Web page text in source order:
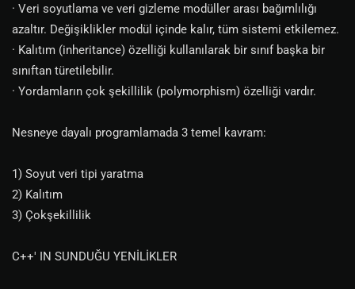
· Veri soyutlama ve veri gizleme modüller arası bağımlılığı
azaltır. Değişiklikler modül içinde kalır, tüm sistemi etkilemez.
· Kalıtım (inheritance) özelliği kullanılarak bir sınıf başka bir
sınıftan türetilebilir.
· Yordamların çok şekillilik (polymorphism) özelliği vardır.
Nesneye dayalı programlamada 3 temel kavram:
1) Soyut veri tipi yaratma
2) Kalıtım
3) Çokşekillilik
C++' IN SUNDUĞU YENİLİKLER